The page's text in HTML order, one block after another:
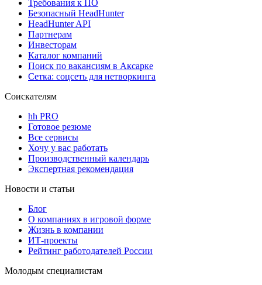
Требования к ПО
Безопасный HeadHunter
HeadHunter API
Партнерам
Инвесторам
Каталог компаний
Поиск по вакансиям в Аксарке
Сетка: соцсеть для нетворкинга
Соискателям
hh PRO
Готовое резюме
Все сервисы
Хочу у вас работать
Производственный календарь
Экспертная рекомендация
Новости и статьи
Блог
О компаниях в игровой форме
Жизнь в компании
ИТ-проекты
Рейтинг работодателей России
Молодым специалистам